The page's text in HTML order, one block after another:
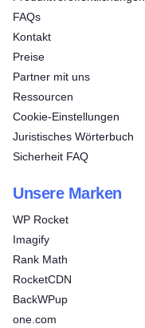
FAQs
Kontakt
Preise
Partner mit uns
Ressourcen
Cookie-Einstellungen
Juristisches Wörterbuch
Sicherheit FAQ
Unsere Marken
WP Rocket
Imagify
Rank Math
RocketCDN
BackWPup
one.com